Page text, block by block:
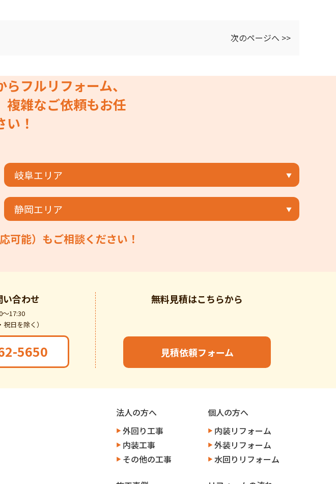
次のページへ >>
フルリフォーム、
複雑なご依頼もお任
！
岐阜エリア
静岡エリア
可能）もご相談ください！
い合わせ
～17:30
祝日を除く）
5650
無料見積はこちらから
見積依頼フォーム
法人の方へ
外回り工事
内装工事
その他の工事
個人の方へ
内装リフォーム
外装リフォーム
水回りリフォーム